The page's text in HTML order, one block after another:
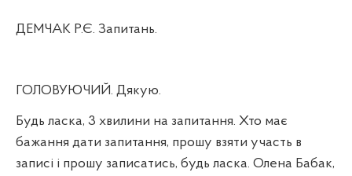
ДЕМЧАК Р.Є. Запитань.
ГОЛОВУЮЧИЙ. Дякую.
Будь ласка, 3 хвилини на запитання. Хто має
бажання дати запитання, прошу взяти участь в
записі і прошу записатись, будь ласка. Олена Бабак,